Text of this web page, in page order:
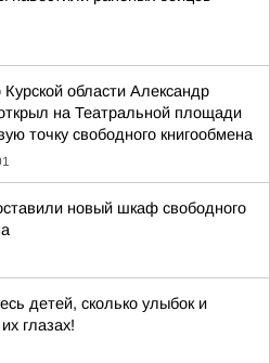
Курской области Александр
на Театральной площади
точку свободного книгообмена
новый шкаф свободного
детей, сколько улыбок и
глазах!